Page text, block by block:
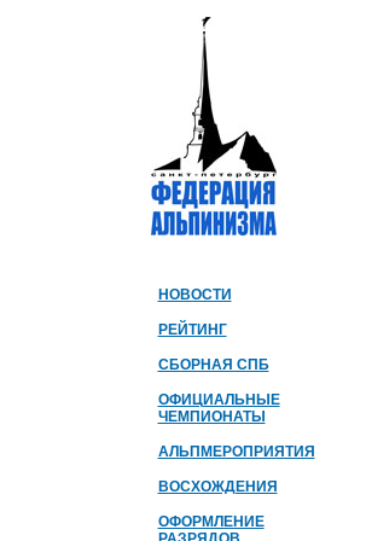
НОВОСТИ
РЕЙТИНГ
СБОРНАЯ СПБ
ОФИЦИАЛЬНЫЕ
ЧЕМПИОНАТЫ
АЛЬПМЕРОПРИЯТИЯ
ВОСХОЖДЕНИЯ
ОФОРМЛЕНИЕ